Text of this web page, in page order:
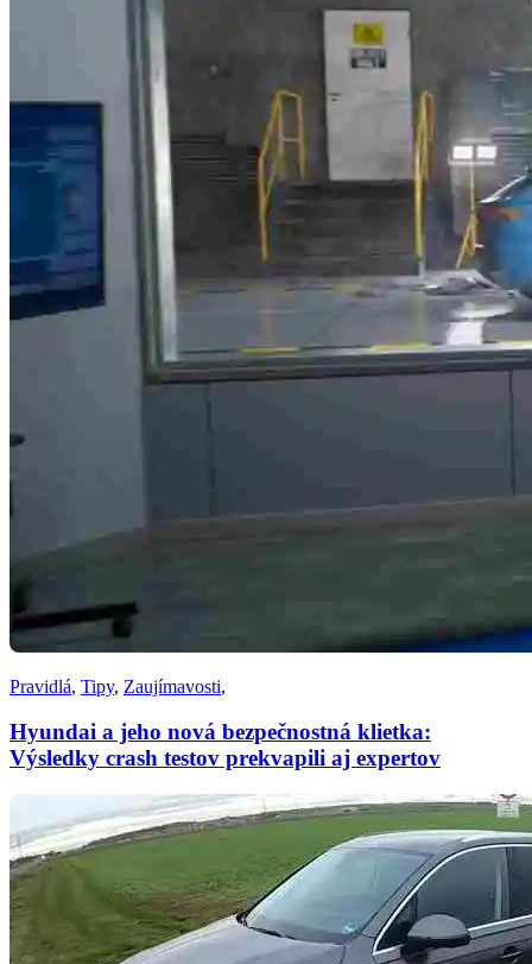
Pravidlá, Tipy, Zaujímavosti,
Hyundai a jeho nová bezpečnostná klietka:
Výsledky crash testov prekvapili aj expertov